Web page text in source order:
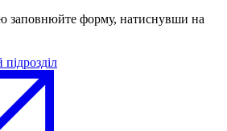
заповнюйте форму, натиснувши на
підрозділ